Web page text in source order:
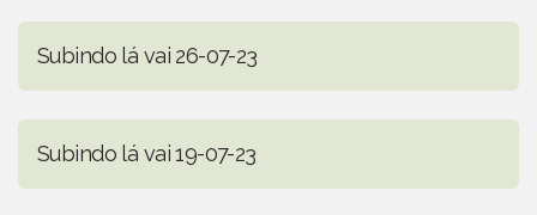
Subindo lá vai 26-07-23
Subindo lá vai 19-07-23